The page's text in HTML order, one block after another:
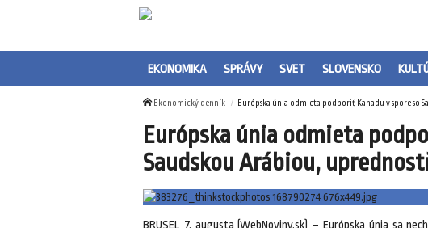
EKONOMIKA SPRÁVY SVET SLOVENSKO
Ekonomický denník Európska únia odmieta podporiť Kanadu v spore so
Európska únia odmieta
Saudskou Arábiou,